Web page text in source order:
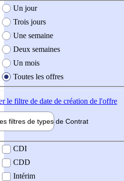
création de l'offre
Un jour
Trois jours
Une semaine
Deux semaines
Un mois
Toutes les offres
le filtre de date de création de l'offre
filtres de types de Contrat
contrat
CDI
CDD
Intérim